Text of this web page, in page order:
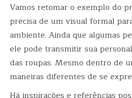
Vamos retomar o exemplo do
precisa de um visual formal
ambiente. Ainda que algumas
ele pode transmitir sua
das roupas. Mesmo dentro de
maneiras diferentes de se